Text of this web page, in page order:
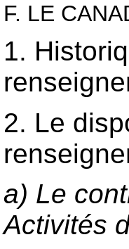
F. LE
1.
2. Le
a) Le
Activités